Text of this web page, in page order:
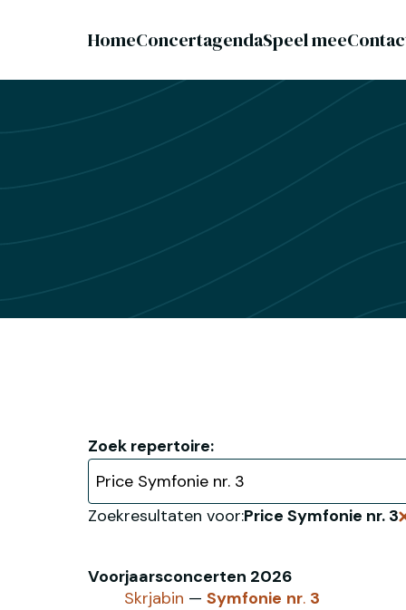
HomeConcertagendaSpeel mee
Zoek repertoire:
Zoekresultaten voor:Price Symfonie nr. 3
Voorjaarsconcerten 2026
Skrjabin — Symfonie nr. 3